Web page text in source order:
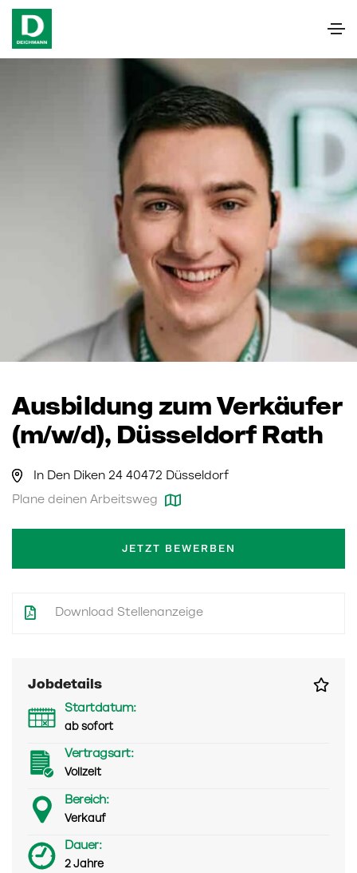
Ausbildung zum Verkäufer
(m/w/d), Düsseldorf Rath
In Den Diken 24 40472 Düsseldorf
Plane deinen Arbeitsweg
JETZT BEWERBEN
Download Stellenanzeige
Jobdetails
Startdatum:
ab sofort
Vertragsart:
Vollzeit
Bereich:
Verkauf
Dauer:
2 Jahre